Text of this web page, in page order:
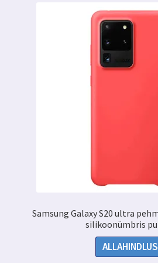
Samsung Galaxy S20 ultra
silikoonümbris